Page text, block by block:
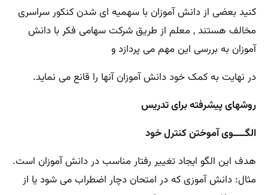
کنید بعضی از دانش آموزان با سهمیه ای شدن کنکور سراسری
مخالف هستند , معلم از طریق شرکت سهامی فکر با دانش
آموزان به بررسی این مهم می پردازد و
در نهایت به کمک خود دانش آموزان آنها را قانع می نماید.
روشهای پیشرفته برای تدریس
الگــــوی آموختن کنترل خود
هدف این الگو ایجاد تغییر رفتار مناسب در دانش آموزان است.
مثال: دانش آموزی که در امتحان دچار اضطراب می شود یا از